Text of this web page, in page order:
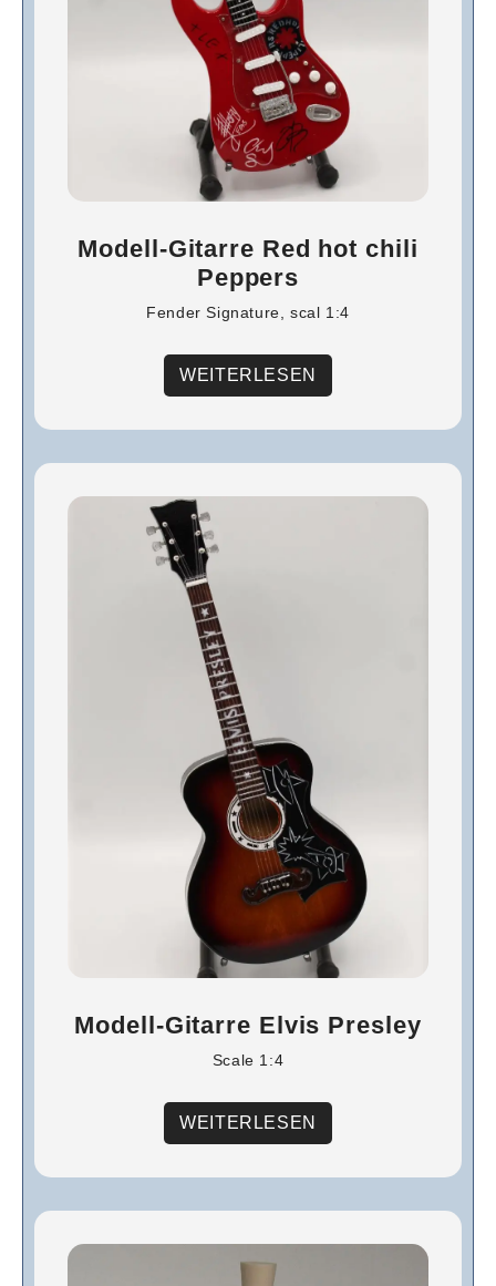
Modell-Gitarre Red hot chili
Peppers
Fender Signature, scal 1:4
WEITERLESEN
Modell-Gitarre Elvis Presley
Scale 1:4
WEITERLESEN